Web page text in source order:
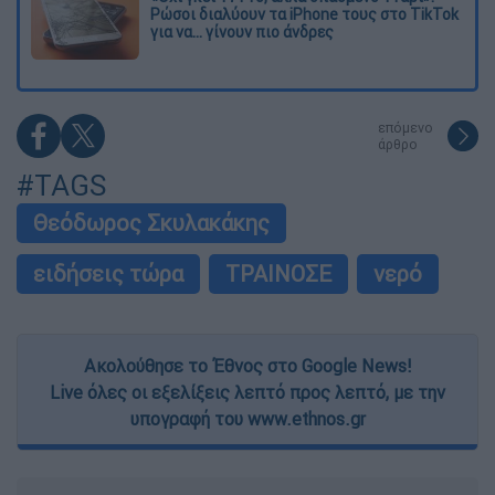
Ρώσοι διαλύουν τα iPhone τους στο TikTok
για να... γίνουν πιο άνδρες
επόμενο
άρθρο
#TAGS
Θεόδωρος Σκυλακάκης
ειδήσεις τώρα
ΤΡΑΙΝΟΣΕ νερό
Ακολούθησε το Έθνος στο Google News!
Live όλες οι εξελίξεις λεπτό προς λεπτό, με την
υπογραφή του www.ethnos.gr